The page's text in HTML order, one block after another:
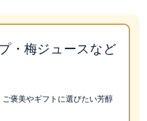
・梅ジュースなど
褒美やギフトに選びたい芳醇